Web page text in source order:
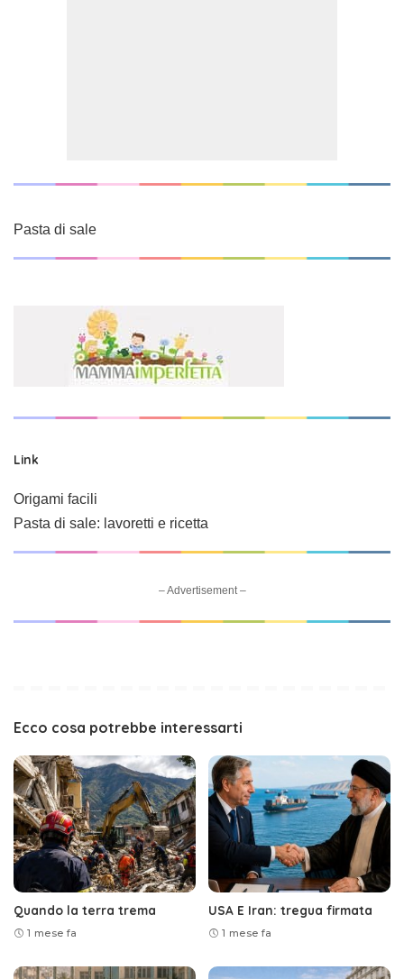
Pasta di sale
Link
Origami facili
Pasta di sale: lavoretti e ricetta
– Advertisement –
Ecco cosa potrebbe interessarti
Quando la terra trema
1 mese fa
USA E Iran: tregua firmata
1 mese fa